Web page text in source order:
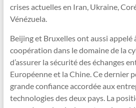
crises actuelles en Iran, Ukraine,
Vénézuela.
Beijing et Bruxelles ont aussi appelé
coopération dans le domaine de la
d’assurer la sécurité des échanges
Européenne et la Chine. Ce dernier
grande confiance accordée aux
technologies des deux pays. La